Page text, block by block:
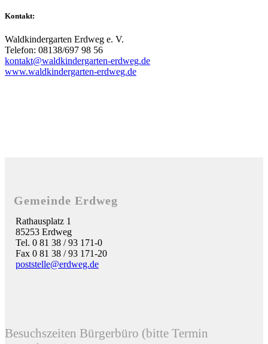
Kontakt:
Waldkindergarten Erdweg e. V.
Telefon: 08138/697 98 56
kontakt@waldkindergarten-erdweg.de
www.waldkindergarten-erdweg.de
Gemeinde Erdweg
Rathausplatz 1
85253 Erdweg
Tel. 0 81 38 / 93 171-0
Fax 0 81 38 / 93 171-20
poststelle@erdweg.de
Besuchszeiten Bürgerbüro (bitte Termin